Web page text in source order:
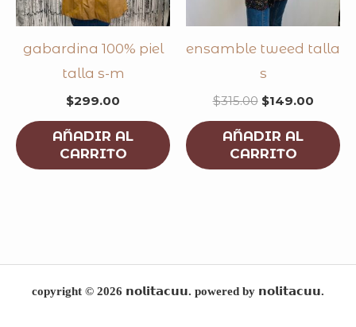
gabardina 100% piel
talla s-m
$299.00
AÑADIR AL
CARRITO
ensamble tweed talla
s
$315.00 $149.00
AÑADIR AL
CARRITO
copyright © 2026 𝗻𝗼𝗹𝗶𝘁𝗮𝗰𝘂𝘂. powered by 𝗻𝗼𝗹𝗶𝘁𝗮𝗰𝘂𝘂.